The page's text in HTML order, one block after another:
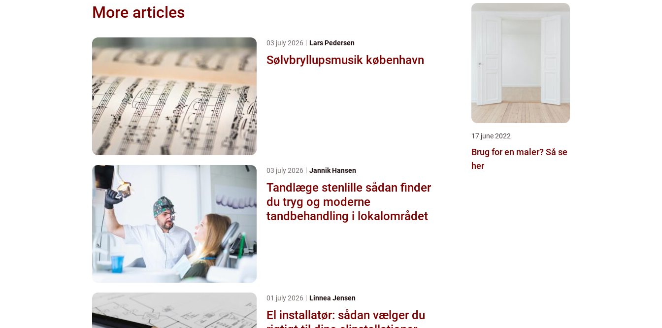
More articles
03 july 2026 Lars Pedersen
Sølvbryllupsmusik københavn
03 july 2026 Jannik Hansen
Tandlæge stenlille sådan finder
du tryg og moderne
tandbehandling i lokalområdet
01 july 2026 Linnea Jensen
El installatør: sådan vælger du
17 june 2022
Brug for en maler? Så se
her